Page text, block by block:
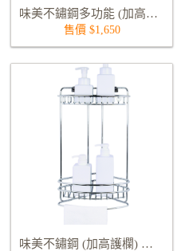
味美不鏽鋼多功能 (加高護欄) 三層牆角架含底座 9260RS
售價 $1,650
味美不鏽鋼 (加高護欄) 牆角置物架含底座 9261RS